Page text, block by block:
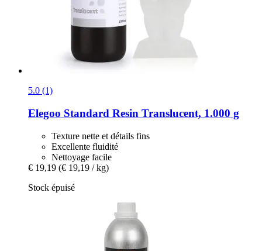
5.0 (1)
Elegoo Standard Resin Translucent, 1.000 g
Texture nette et détails fins
Excellente fluidité
Nettoyage facile
€ 19,19 (€ 19,19 / kg)
Stock épuisé